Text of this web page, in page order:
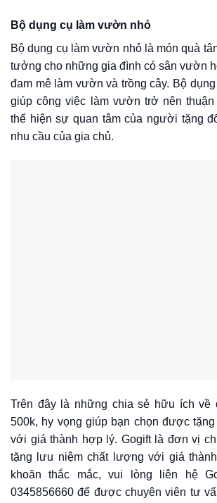
Bộ dụng cụ làm vườn nhỏ
Bộ dụng cụ làm vườn nhỏ là món quà
tưởng cho những gia đình có sân vườn
đam mê làm vườn và trồng cây. Bộ
giúp công việc làm vườn trở nên
thể hiện sự quan tâm của người tặng
nhu cầu của gia chủ.
Trên đây là những chia sẻ hữu ích về
500k, hy vọng giúp bạn chọn được
với giá thành hợp lý. Gogift là đơn vị
tặng lưu niệm chất lượng với giá
khoăn thắc mắc, vui lòng liên hệ
0345856660 để được chuyên viên tư